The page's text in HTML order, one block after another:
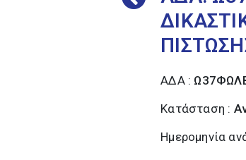
ΑΔΑ :
Κατάσταση :
Ημερομηνία